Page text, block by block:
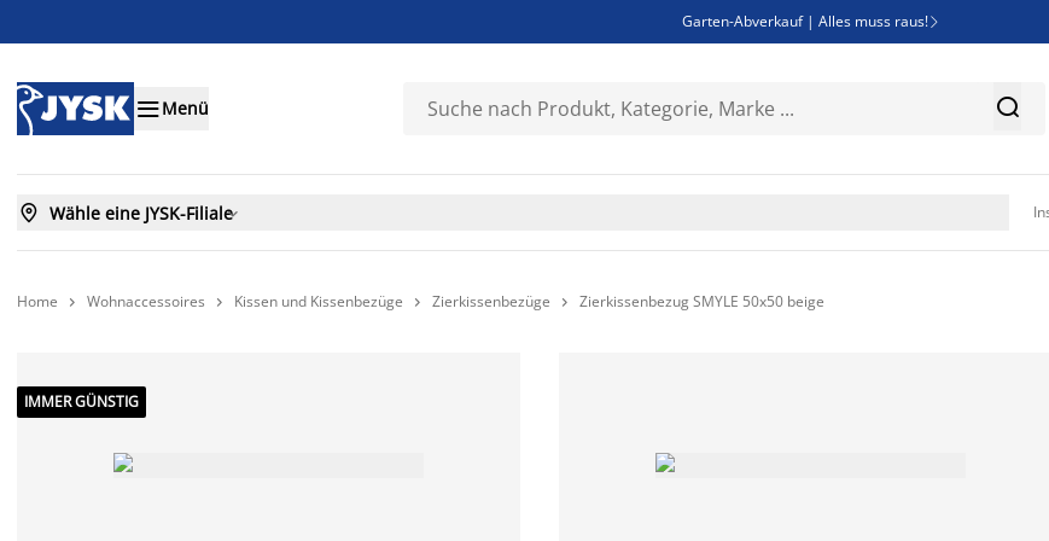
Garten-Abverkauf | Alles muss raus! 
Bist du Unternehmer? Entdecke JYSK-B2B
Menü 
 Wähle eine JYSK-Filiale
Home  Wohnaccessoires  Kissen und Kissenbezüge  Zierkissenbezüge  Zierkissenbezug SMYLE 50x50 beige
IMMER GÜNSTIG